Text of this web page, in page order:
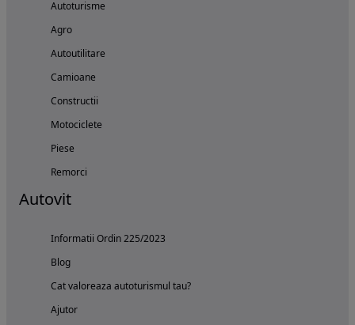
Autoturisme
Agro
Autoutilitare
Camioane
Constructii
Motociclete
Piese
Remorci
Autovit
Informatii Ordin 225/2023
Blog
Cat valoreaza autoturismul tau?
Ajutor